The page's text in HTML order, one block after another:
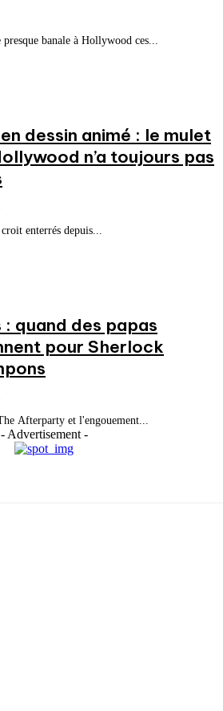
banale à Hollywood ces...
dessin animé : le mulet
n’a toujours pas
enterrés depuis...
: quand des papas
pour Sherlock
Afterparty et l'engouement...
- Advertisement -